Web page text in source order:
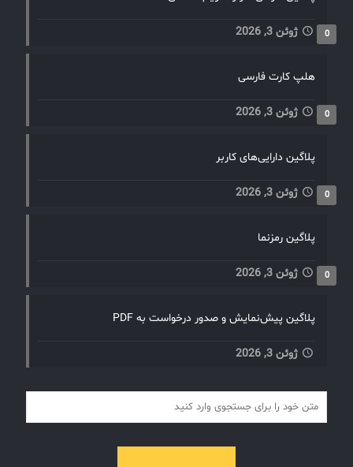
ژوئن 3, 2026 0
هلپ کارت فارسی
ژوئن 3, 2026 0
پلاگین دارایی‌های کاربر
ژوئن 3, 2026 0
پلاگین رمزنما
ژوئن 3, 2026 0
پلاگین پیش‌نمایش و صدور درخواست به PDF
ژوئن 3, 2026